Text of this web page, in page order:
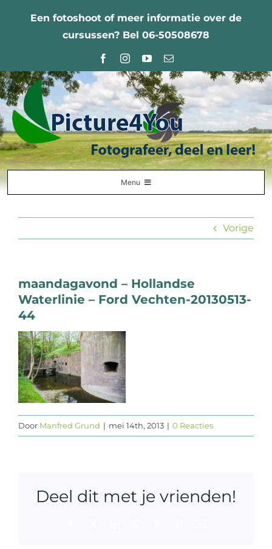
Een fotoshoot of meer informatie over de
cursussen? Bel 06-50508678
Menu
Contact
Vorige
maandagavond – Hollandse
Waterlinie – Ford Vechten-20130513-
44
Door Manfred Grund | mei 14th, 2013 | 0 Reacties
Deel dit met je vrienden!